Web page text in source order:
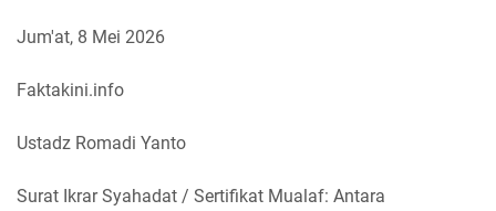
Jum'at, 8 Mei 2026
Faktakini.info
Ustadz Romadi Yanto
Surat Ikrar Syahadat / Sertifikat Mualaf: Antara